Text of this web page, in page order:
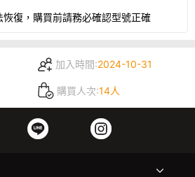
復，購買前請務必確認型號正確
加入時間:2024-10-31
購買人次:14人